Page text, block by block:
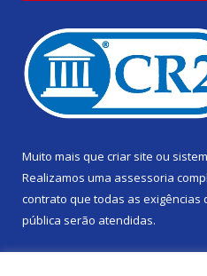
Muito mais que criar site ou
Realizamos uma assessoria
contrato que todas as exigências
pública serão atendidas.